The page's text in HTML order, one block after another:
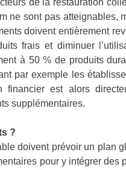
de la restauration
ne sont pas atteignables,
doivent entièrement
frais et diminuer
à 50 % de produits
par exemple les
est alors
supplémentaires.
?
doivent prévoir un plan
pour y intégrer